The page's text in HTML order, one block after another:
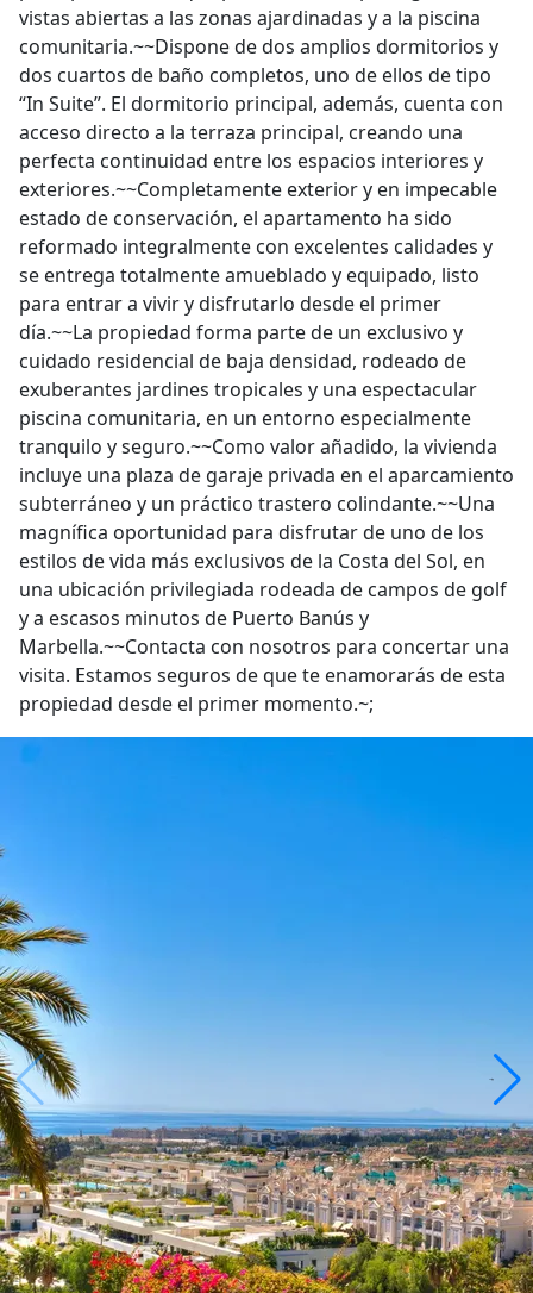
vistas abiertas a las zonas ajardinadas y a la piscina
comunitaria.~~Dispone de dos amplios dormitorios y
dos cuartos de baño completos, uno de ellos de tipo
“In Suite”. El dormitorio principal, además, cuenta con
acceso directo a la terraza principal, creando una
perfecta continuidad entre los espacios interiores y
exteriores.~~Completamente exterior y en impecable
estado de conservación, el apartamento ha sido
reformado integralmente con excelentes calidades y
se entrega totalmente amueblado y equipado, listo
para entrar a vivir y disfrutarlo desde el primer
día.~~La propiedad forma parte de un exclusivo y
cuidado residencial de baja densidad, rodeado de
exuberantes jardines tropicales y una espectacular
piscina comunitaria, en un entorno especialmente
tranquilo y seguro.~~Como valor añadido, la vivienda
incluye una plaza de garaje privada en el aparcamiento
subterráneo y un práctico trastero colindante.~~Una
magnífica oportunidad para disfrutar de uno de los
estilos de vida más exclusivos de la Costa del Sol, en
una ubicación privilegiada rodeada de campos de golf
y a escasos minutos de Puerto Banús y
Marbella.~~Contacta con nosotros para concertar una
visita. Estamos seguros de que te enamorarás de esta
propiedad desde el primer momento.~;